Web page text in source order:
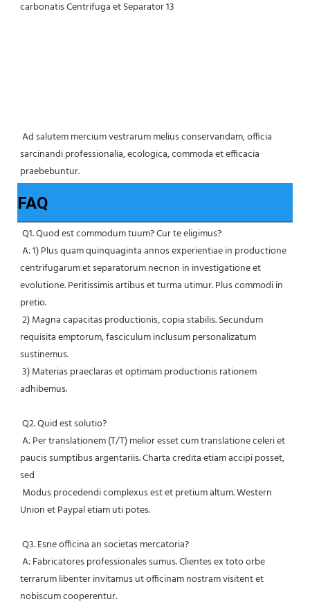
sarcinandi professionalia, ecologica, commoda et efficacia
praebebuntur.
FAQ
Q1. Quod est commodum tuum? Cur te eligimus?
centrifugarum et separatorum necnon in investigatione et
evolutione. Peritissimis artibus et turma utimur. Plus commodi in
pretio.
requisita emptorum, fasciculum inclusum personalizatum
sustinemus.
adhibemus.
Q2. Quid est solutio?
paucis sumptibus argentariis. Charta credita etiam accipi posset,
sed
Union et Paypal etiam uti potes.
Q3. Esne officina an societas mercatoria?
terrarum libenter invitamus ut officinam nostram visitent et
nobiscum cooperentur.